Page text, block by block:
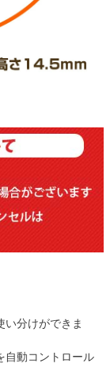
い分けができま
自動コントロール